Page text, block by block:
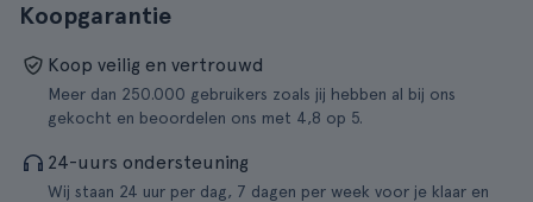
Koopgarantie
Koop veilig en vertrouwd
Meer dan 250.000 gebruikers zoals jij hebben al bij ons
gekocht en beoordelen ons met 4,8 op 5.
24-uurs ondersteuning
Wij staan 24 uur per dag, 7 dagen per week voor je klaar en